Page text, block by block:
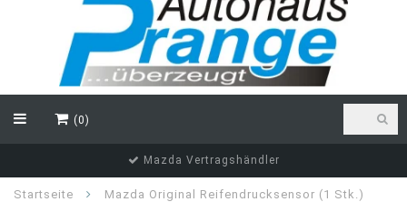
(0)
Top Bewertungen
Startseite Mazda Original Reifendrucksensor (1 Stk.)